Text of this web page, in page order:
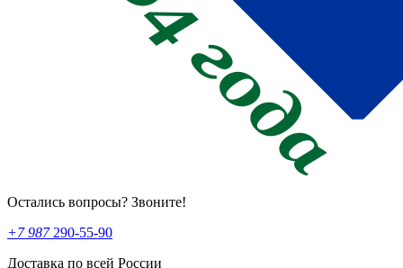
Остались вопросы? Звоните!
+7 987290-55-90
Доставка по всей России